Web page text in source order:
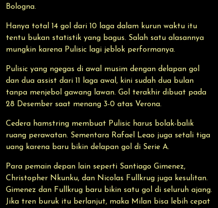
Bologna.
Hanya total 14 gol dari 10 laga dalam kurun waktu itu
tentu bukan statistik yang bagus. Salah satu alasannya
mungkin karena Pulisic lagi jeblok performanya.
Pulisic yang ngegas di awal musim dengan delapan gol
dan dua assist dari 11 laga awal, kini sudah dua bulan
tanpa menjebol gawang lawan. Gol terakhir dibuat pada
28 Desember saat menang 3-0 atas Verona.
Cedera hamstring membuat Pulisic harus bolak-balik
ruang perawatan. Sementara Rafael Leao juga setali tiga
uang karena baru bikin delapan gol di Serie A.
Para pemain depan lain seperti Santiago Gimenez,
Christopher Nkunku, dan Nicolas Fullkrug juga kesulitan.
Gimenez dan Fullkrug baru bikin satu gol di seluruh ajang.
Jika tren buruk itu berlanjut, maka Milan bisa lebih cepat